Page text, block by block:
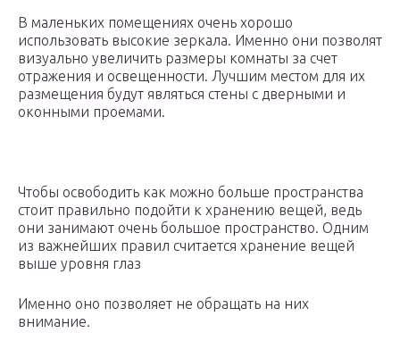
В маленьких помещениях очень хорошо
использовать высокие зеркала. Именно они позволят
визуально увеличить размеры комнаты за счет
отражения и освещенности. Лучшим местом для их
размещения будут являться стены с дверными и
оконными проемами.
Чтобы освободить как можно больше пространства
стоит правильно подойти к хранению вещей, ведь
они занимают очень большое пространство. Одним
из важнейших правил считается хранение вещей
выше уровня глаз
Именно оно позволяет не обращать на них
внимание.